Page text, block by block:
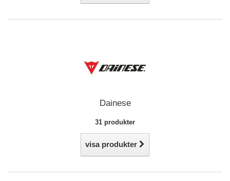
Dainese
31 produkter
visa produkter